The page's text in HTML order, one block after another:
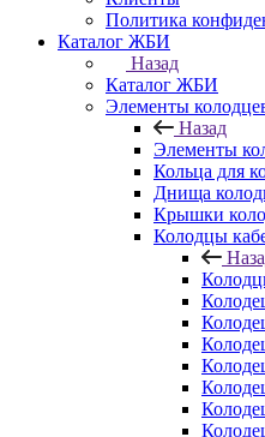
Политика
Каталог ЖБИ
Назад
Каталог ЖБИ
Элементы
Назад
Элементы
Кольца для
Днища
Крышки
Колодцы